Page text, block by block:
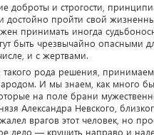
доброты и строгости,
достойно пройти свой
принимать иногда
быть чрезвычайно опасными
и с жертвами.
такого рода решения,
И мы знаем, как много
на поле брани
Александра Невского,
врагов этот человек, но
дело — крушить направо и